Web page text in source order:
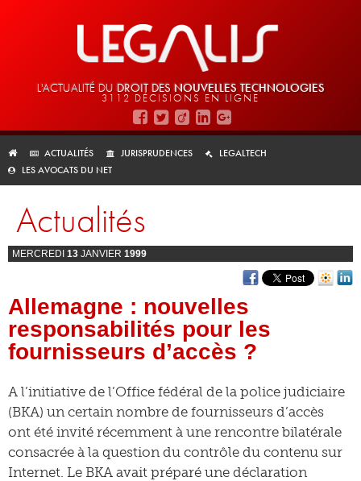
L'ACTUALITÉ DU DROIT DES NOUVELLES TECHNOLOGIES
3112 DÉCISIONS EN LIGNE
ACTUALITÉS JURISPRUDENCES
LEGALTECH
LES AVOCATS DU NET
Actualités
MERCREDI 13 JANVIER 1999
Allemagne : nouvelles
responsabilités pour les
fournisseurs d’accès ?
A l’initiative de l’Office fédéral de la police judiciaire
(BKA) un certain nombre de fournisseurs d’accès
ont été invité récemment à une rencontre bilatérale
consacrée à la question du contrôle du contenu sur
Internet. Le BKA avait préparé une déclaration